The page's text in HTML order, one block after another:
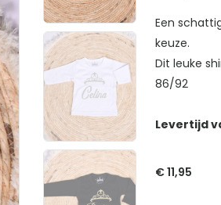
Een
keuze.
Dit leuke
86/92
Levertijd
€11,95